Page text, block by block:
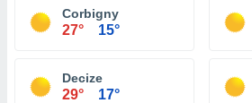
Corbigny
27° 15°
Decize
29° 17°